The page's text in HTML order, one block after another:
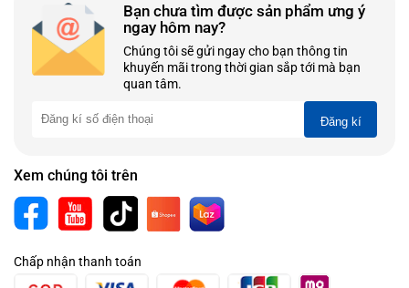
Bạn chưa tìm được sản phẩm ưng ý
ngay hôm nay?
Chúng tôi sẽ gửi ngay cho bạn thông tin
khuyến mãi trong thời gian sắp tới mà bạn
quan tâm.
Đăng kí
Xem chúng tôi trên
Chấp nhận thanh toán